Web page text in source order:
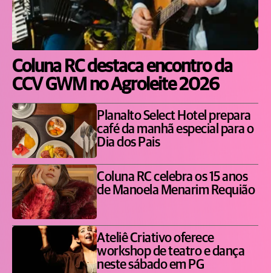
Coluna RC destaca encontro da
CCV GWM no Agroleite 2026
Planalto Select Hotel prepara
café da manhã especial para o
Dia dos Pais
Coluna RC celebra os 15 anos
de Manoela Menarim Requião
Ateliê Criativo oferece
workshop de teatro e dança
neste sábado em PG